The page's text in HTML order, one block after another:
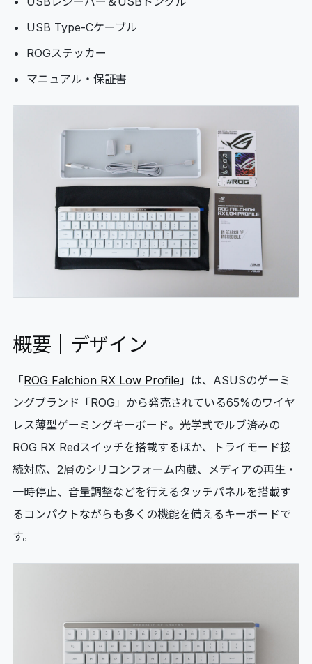
USB Type-Cケーブル
ROGステッカー
マニュアル・保証書
概要｜デザイン
「ROG Falchion RX Low Profile 」は、ASUSのゲーミ
ングブランド「ROG」から発売されている65%のワイヤ
レス薄型ゲーミングキーボード。光学式でルブ済みの
ROG RX Redスイッチを搭載するほか、トライモード接
続対応、2層のシリコンフォーム内蔵、メディアの再生・
一時停止、音量調整などを行えるタッチパネルを搭載す
るコンパクトながらも多くの機能を備えるキーボードで
す。